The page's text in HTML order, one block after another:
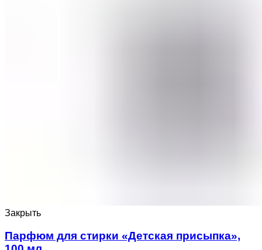
Закрыть
Парфюм для стирки «Детская присыпка»,